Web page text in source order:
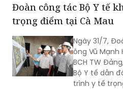
khỏe và
Đoàn công tác Bộ Y tế
trọng điểm tại Cà Mau
Ngày 31/7,
ông Vũ Mạnh
BCH TW
Bộ Y tế dẫn
trình y tế